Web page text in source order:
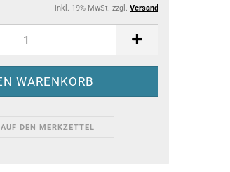
inkl. 19% MwSt. zzgl. Versand
AUF DEN MERKZETTEL